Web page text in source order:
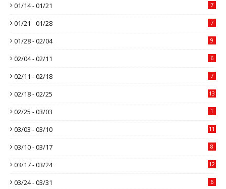
01/14 - 01/21 7
01/21 - 01/28 7
01/28 - 02/04 9
02/04 - 02/11 6
02/11 - 02/18 7
02/18 - 02/25 13
02/25 - 03/03 1
03/03 - 03/10 11
03/10 - 03/17 8
03/17 - 03/24 12
03/24 - 03/31 6